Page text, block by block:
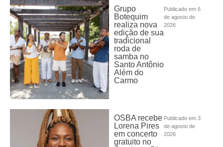
Grupo
Botequim
realiza nova
edição de sua
tradicional
roda de
samba no
Santo Antônio
Além do
Carmo
Publicado em 6
de agosto de
2026
OSBA recebe
Lorena Pires
em concerto
gratuito no
Publicado em 3
de agosto de
2026